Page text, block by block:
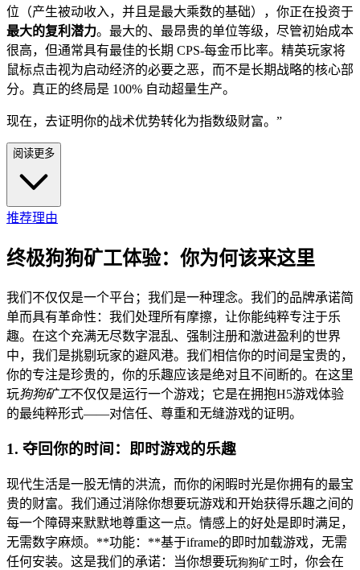
位（产生被动收入，并且是最大乘数的基础），你正在投资于
最大的复利潜力。最大的、最昂贵的单位等级，尽管初始成本
很高，但通常具有最佳的长期 CPS-每金币比率。精英玩家将
鼠标点击视为启动经济的必要之恶，而不是长期战略的核心部
分。真正的终局是 100% 自动超量生产。
现在，去证明你的战术优势转化为指数级财富。”
阅读更多
推荐理由
终极狗狗矿工体验：你为何该来这里
我们不仅仅是一个平台；我们是一种理念。我们的品牌承诺简
单而具有革命性：我们处理所有摩擦，让你能纯粹专注于乐
趣。在这个充满无尽数字混乱、强制注册和激进盈利的世界
中，我们是挑剔玩家的避风港。我们相信你的时间是宝贵的，
你的专注是珍贵的，你的乐趣应该是绝对且不间断的。在这里
玩狗狗矿工不仅仅是运行一个游戏；它是在拥抱H5游戏体验
的最纯粹形式——对信任、尊重和无缝游戏的证明。
1. 夺回你的时间：即时游戏的乐趣
现代生活是一股无情的洪流，而你的闲暇时光是你拥有的最宝
贵的财富。我们通过消除你想要玩游戏和开始获得乐趣之间的
每一个障碍来默默地尊重这一点。情感上的好处是即时满足，
无需数字麻烦。**功能：**基于iframe的即时加载游戏，无需
任何安装。这是我们的承诺：当你想要玩狗狗矿工 时，你会在